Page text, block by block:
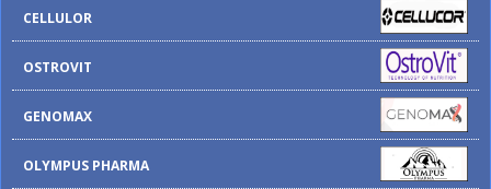
CELLULOR
OSTROVIT
GENOMAX
OLYMPUS PHARMA